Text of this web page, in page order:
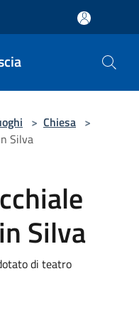
> Chiesa >
Silva
Silva
di teatro